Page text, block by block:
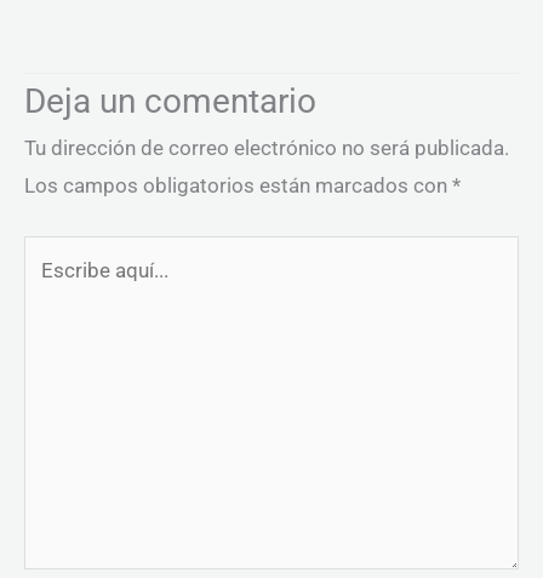
Deja un comentario
Tu dirección de correo electrónico no será publicada.
Los campos obligatorios están marcados con *